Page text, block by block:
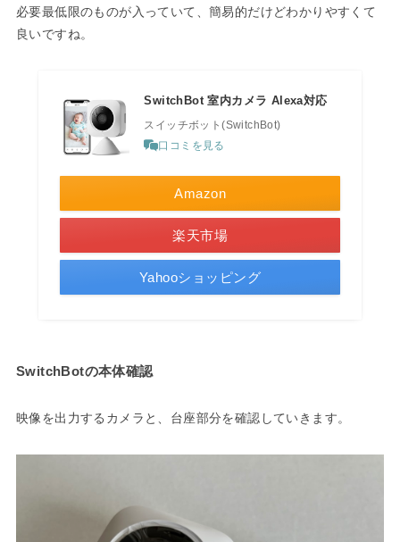
必要最低限のものが入っていて、簡易的だけどわかりやすくて
良いですね。
SwitchBot 室内カメラ Alexa対応
スイッチボット(SwitchBot)
口コミを見る
Amazon
楽天市場
Yahooショッピング
SwitchBotの本体確認
映像を出力するカメラと、台座部分を確認していきます。